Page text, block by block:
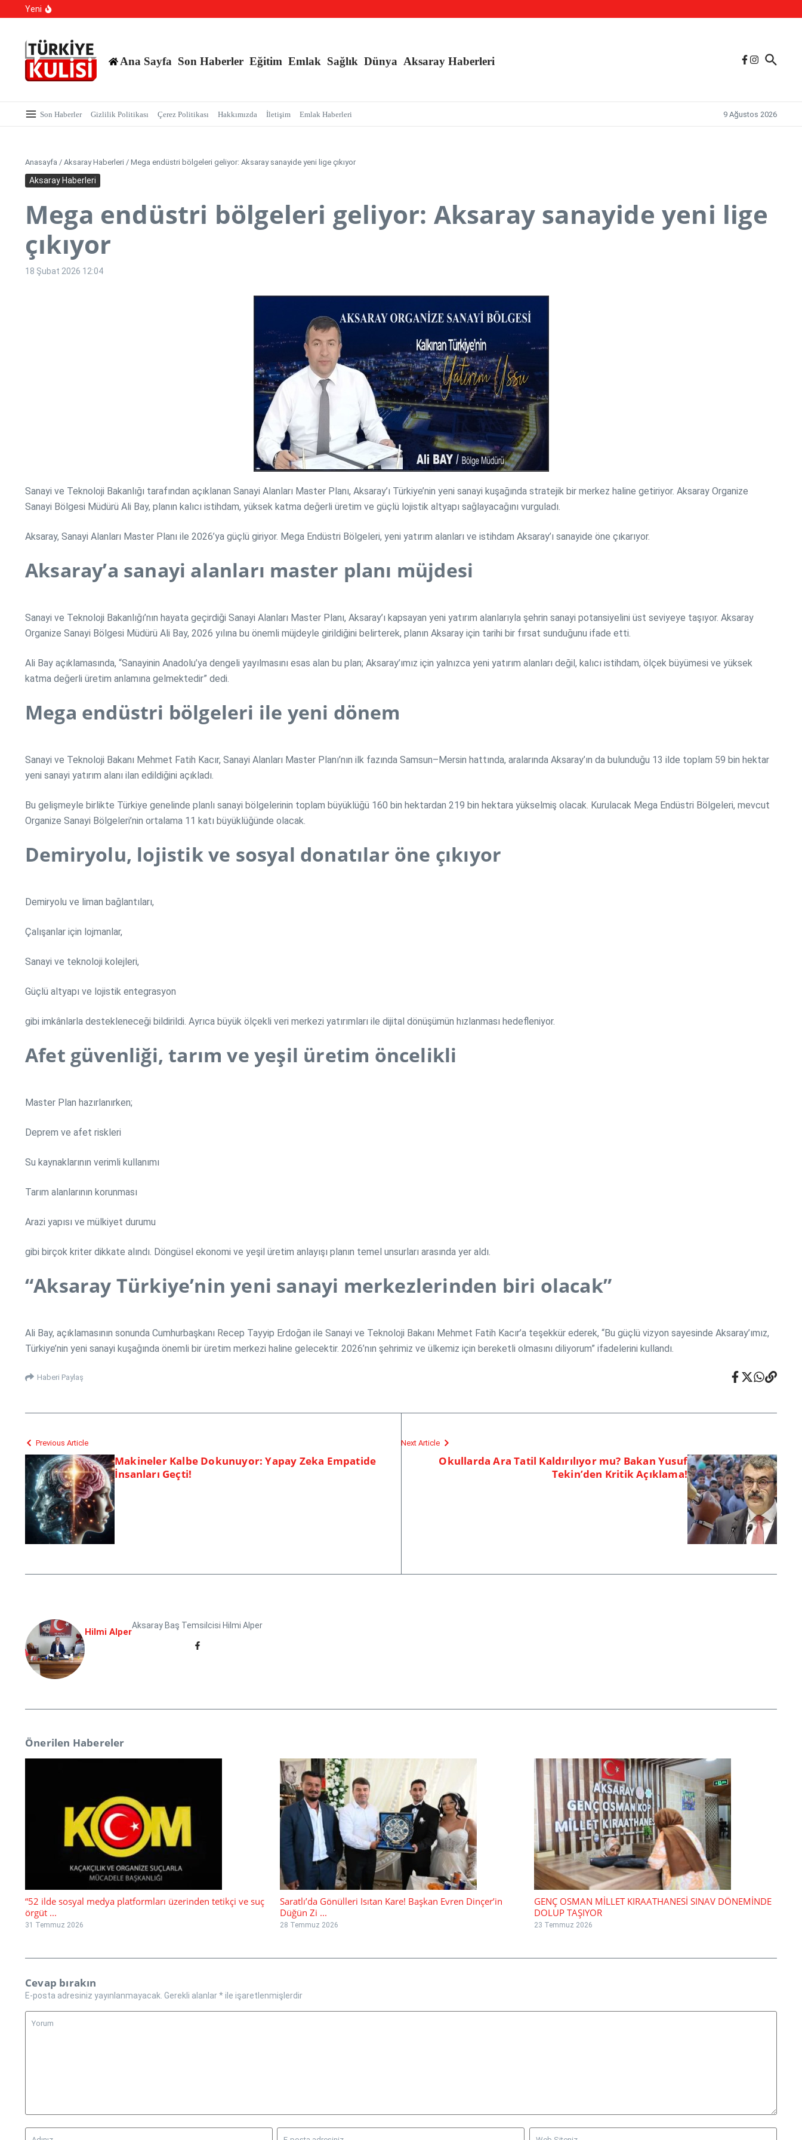
İçeriğe atla
Yeni
Kalıcı Ojede Kısırlık ve Hormon Alarmı: Uzmanlardan Genç Kızlara Kritik Uyarı
Ana Sayfa Son Haberler Eğitim Emlak Sağlık Dünya Aksaray Haberleri
Son Haberler Gizlilik Politikası Çerez Politikası Hakkımızda İletişim Emlak Haberleri 9 Ağustos 2026
Anasayfa / Aksaray Haberleri / Mega endüstri bölgeleri geliyor: Aksaray sanayide yeni lige çıkıyor
Aksaray Haberleri
Mega endüstri bölgeleri geliyor: Aksaray sanayide yeni lige
çıkıyor
18 Şubat 2026 12:04
Sanayi ve Teknoloji Bakanlığı tarafından açıklanan Sanayi Alanları Master Planı, Aksaray’ı Türkiye’nin yeni sanayi kuşağında stratejik bir merkez haline getiriyor. Aksaray Organize
Sanayi Bölgesi Müdürü Ali Bay, planın kalıcı istihdam, yüksek katma değerli üretim ve güçlü lojistik altyapı sağlayacağını vurguladı.
Aksaray, Sanayi Alanları Master Planı ile 2026’ya güçlü giriyor. Mega Endüstri Bölgeleri, yeni yatırım alanları ve istihdam Aksaray’ı sanayide öne çıkarıyor.
Aksaray’a sanayi alanları master planı müjdesi
Sanayi ve Teknoloji Bakanlığı’nın hayata geçirdiği Sanayi Alanları Master Planı, Aksaray’ı kapsayan yeni yatırım alanlarıyla şehrin sanayi potansiyelini üst seviyeye taşıyor. Aksaray
Organize Sanayi Bölgesi Müdürü Ali Bay, 2026 yılına bu önemli müjdeyle girildiğini belirterek, planın Aksaray için tarihi bir fırsat sunduğunu ifade etti.
Ali Bay açıklamasında, “Sanayinin Anadolu’ya dengeli yayılmasını esas alan bu plan; Aksaray’ımız için yalnızca yeni yatırım alanları değil, kalıcı istihdam, ölçek büyümesi ve yüksek
katma değerli üretim anlamına gelmektedir” dedi.
Mega endüstri bölgeleri ile yeni dönem
Sanayi ve Teknoloji Bakanı Mehmet Fatih Kacır, Sanayi Alanları Master Planı’nın ilk fazında Samsun–Mersin hattında, aralarında Aksaray’ın da bulunduğu 13 ilde toplam 59 bin hektar
yeni sanayi yatırım alanı ilan edildiğini açıkladı.
Bu gelişmeyle birlikte Türkiye genelinde planlı sanayi bölgelerinin toplam büyüklüğü 160 bin hektardan 219 bin hektara yükselmiş olacak. Kurulacak Mega Endüstri Bölgeleri, mevcut
Organize Sanayi Bölgeleri’nin ortalama 11 katı büyüklüğünde olacak.
Demiryolu, lojistik ve sosyal donatılar öne çıkıyor
Demiryolu ve liman bağlantıları,
Çalışanlar için lojmanlar,
Sanayi ve teknoloji kolejleri,
Güçlü altyapı ve lojistik entegrasyon
gibi imkânlarla destekleneceği bildirildi. Ayrıca büyük ölçekli veri merkezi yatırımları ile dijital dönüşümün hızlanması hedefleniyor.
Afet güvenliği, tarım ve yeşil üretim öncelikli
Master Plan hazırlanırken;
Deprem ve afet riskleri
Su kaynaklarının verimli kullanımı
Tarım alanlarının korunması
Arazi yapısı ve mülkiyet durumu
gibi birçok kriter dikkate alındı. Döngüsel ekonomi ve yeşil üretim anlayışı planın temel unsurları arasında yer aldı.
“Aksaray Türkiye’nin yeni sanayi merkezlerinden biri olacak”
Ali Bay, açıklamasının sonunda Cumhurbaşkanı Recep Tayyip Erdoğan ile Sanayi ve Teknoloji Bakanı Mehmet Fatih Kacır’a teşekkür ederek, “Bu güçlü vizyon sayesinde Aksaray’ımız,
Türkiye’nin yeni sanayi kuşağında önemli bir üretim merkezi haline gelecektir. 2026’nın şehrimiz ve ülkemiz için bereketli olmasını diliyorum” ifadelerini kullandı.
Haberi Paylaş
Previous Article
Makineler Kalbe Dokunuyor: Yapay Zeka Empatide
İnsanları Geçti!
Next Article
Okullarda Ara Tatil Kaldırılıyor mu? Bakan Yusuf
Tekin’den Kritik Açıklama!
Hilmi Alper
Aksaray Baş Temsilcisi Hilmi Alper
Önerilen Habereler
“52 ilde sosyal medya platformları üzerinden tetikçi ve suç
örgüt ...
31 Temmuz 2026
Saratlı’da Gönülleri Isıtan Kare! Başkan Evren Dinçer’in
Düğün Zi ...
28 Temmuz 2026
GENÇ OSMAN MİLLET KIRAATHANESİ SINAV DÖNEMİNDE
DOLUP TAŞIYOR
23 Temmuz 2026
Cevap bırakın
E-posta adresiniz yayınlanmayacak. Gerekli alanlar*ile işaretlenmişlerdir